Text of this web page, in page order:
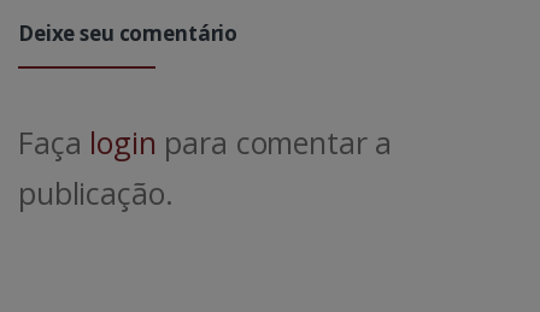
Deixe seu comentário
Faça login para comentar a
publicação.